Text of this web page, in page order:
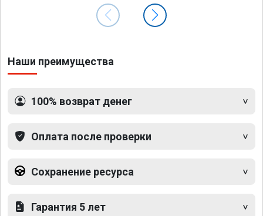
Наши преимущества
100% возврат денег
Оплата после проверки
Сохранение ресурса
Гарантия 5 лет